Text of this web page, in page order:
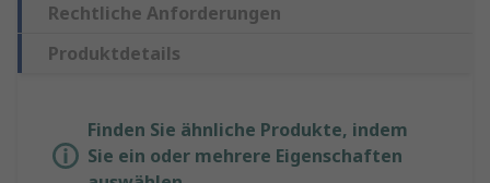
Rechtliche Anforderungen
Produktdetails
Finden Sie ähnliche Produkte, indem
Sie ein oder mehrere Eigenschaften